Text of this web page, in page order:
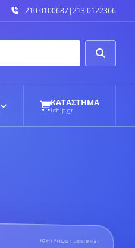
210 0100687|213 0122366
ΚΑΤΑΣΤΗΜΑ
ichip.gr
ICHIPHOST JOURNAL